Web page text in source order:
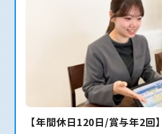
【年間休日120日/賞与年2